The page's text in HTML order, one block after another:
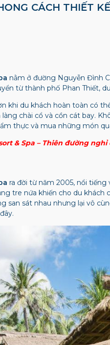
CÁCH THIẾT
nằm ở đường Nguyễn Đình
từ thành phố Phan Thiết,
khi du khách hoàn toàn có
chài cổ và cồn cát bay.
thực và mua những món
& Spa – Thiên đường nghỉ
ra đời từ năm 2005, nổi
tre nứa khiến cho du
san sát nhau nhưng lại vô